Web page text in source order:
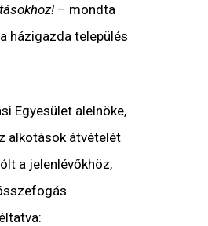
– mondta
házigazda település
Egyesület alelnöke,
alkotások átvételét
a jelenlévőkhöz,